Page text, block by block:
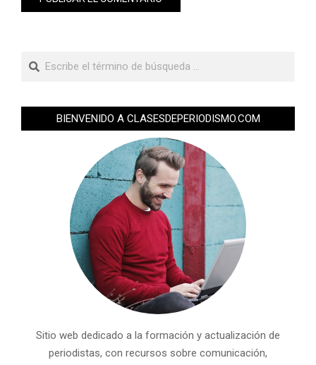
BIENVENIDO A CLASESDEPERIODISMO.COM
Sitio web dedicado a la formación y actualización de
periodistas, con recursos sobre comunicación,